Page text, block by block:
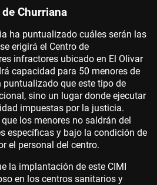
Churriana
ha puntualizado cuáles serán las
erigirá el Centro de
infractores ubicado en El Olivar
capacidad para 50 menores de
puntualizado que este tipo de
sino un lugar donde ejecutar
impuestas por la justicia.
los menores no saldrán del
específicas y bajo la condición de
el personal del centro.
la implantación de este CIMI
en los centros sanitarios y